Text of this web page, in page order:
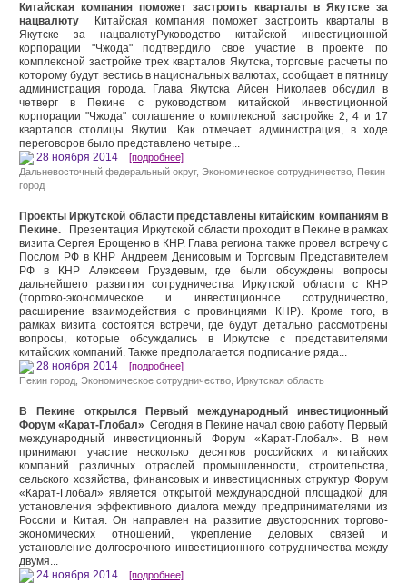
Китайская компания поможет застроить кварталы в Якутске за
нацвалюту Китайская компания поможет застроить кварталы в
Якутске за нацвалютуРуководство китайской инвестиционной
корпорации "Чжода" подтвердило свое участие в проекте по
комплексной застройке трех кварталов Якутска, торговые расчеты по
которому будут вестись в национальных валютах, сообщает в пятницу
администрация города. Глава Якутска Айсен Николаев обсудил в
четверг в Пекине с руководством китайской инвестиционной
корпорации "Чжода" соглашение о комплексной застройке 2, 4 и 17
кварталов столицы Якутии. Как отмечает администрация, в ходе
переговоров было представлено четыре...
28 ноября 2014 [подробнее]
Дальневосточный федеральный округ, Экономическое сотрудничество Пекин
город
Проекты Иркутской области представлены китайским компаниям в
Пекине.
Презентация Иркутской области проходит в Пекине в рамках
визита Сергея Ерощенко в КНР. Глава региона также провел встречу с
Послом РФ в КНР Андреем Денисовым и Торговым Представителем
РФ в КНР Алексеем Груздевым, где были обсуждены вопросы
дальнейшего развития сотрудничества Иркутской области с КНР
(торгово-экономическое и инвестиционное сотрудничество,
расширение взаимодействия с провинциями КНР). Кроме того, в
рамках визита состоятся встречи, где будут детально рассмотрены
вопросы, которые обсуждались в Иркутске с представителями
китайских компаний. Также предполагается подписание ряда...
28 ноября 2014 [подробнее]
Пекин город Экономическое сотрудничество Иркутская область
В Пекине открылся Первый международный инвестиционный
Форум «Карат-Глобал» Сегодня в Пекине начал свою работу Первый
международный инвестиционный Форум «Карат-Глобал». В нем
принимают участие несколько десятков российских и китайских
компаний различных отраслей промышленности, строительства,
сельского хозяйства, финансовых и инвестиционных структур Форум
«Карат-Глобал» является открытой международной площадкой для
установления эффективного диалога между предпринимателями из
России и Китая. Он направлен на развитие двусторонних торгово-
экономических отношений, укрепление деловых связей и
установление долгосрочного инвестиционного сотрудничества между
двумя...
24 ноября 2014 [подробнее]